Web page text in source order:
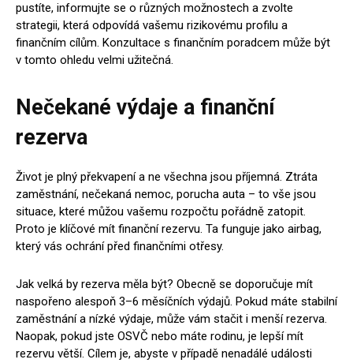
pustíte, informujte se o různých možnostech a zvolte
strategii, která odpovídá vašemu rizikovému profilu a
finančním cílům. Konzultace s finančním poradcem může být
v tomto ohledu velmi užitečná.
Nečekané výdaje a finanční
rezerva
Život je plný překvapení a ne všechna jsou příjemná. Ztráta
zaměstnání, nečekaná nemoc, porucha auta – to vše jsou
situace, které můžou vašemu rozpočtu pořádně zatopit.
Proto je klíčové mít finanční rezervu. Ta funguje jako airbag,
který vás ochrání před finančními otřesy.
Jak velká by rezerva měla být? Obecně se doporučuje mít
naspořeno alespoň 3–6 měsíčních výdajů. Pokud máte stabilní
zaměstnání a nízké výdaje, může vám stačit i menší rezerva.
Naopak, pokud jste OSVČ nebo máte rodinu, je lepší mít
rezervu větší. Cílem je, abyste v případě nenadálé události